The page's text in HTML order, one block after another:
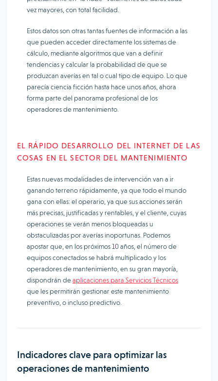
vez mayores, con total facilidad.
Estos datos son otras tantas fuentes de información a las
que pueden acceder directamente los sistemas de
cálculo, mediante algoritmos que van a definir
tendencias y calcular la probabilidad de que se
produzcan averías en tal o cual tipo de equipo. Lo que
parecía ciencia ficción hasta hace unos años, ahora
forma parte del panorama profesional de los
operadores de mantenimiento.
EL RÁPIDO DESARROLLO DEL INTERNET DE LAS
COSAS EN EL SECTOR DEL MANTENIMIENTO
Estas nuevas modalidades de intervención van a ir
ganando terreno rápidamente, ya que todo el mundo
gana con ellas: el operario, ya que sus acciones serán
más precisas, justificadas y rentables, y el cliente, cuyas
operaciones se verán menos bloqueadas u
obstaculizadas por averías inoportunas. Podemos
apostar que, en los próximos 10 años, el número de
equipos conectados se habrá multiplicado y los
operadores de mantenimiento, en su gran mayoría,
dispondrán deaplicaciones para Servicios Técnicos
que les permitirán gestionar este mantenimiento
preventivo, o incluso predictivo.
Indicadores clave para optimizar las
operaciones de mantenimiento